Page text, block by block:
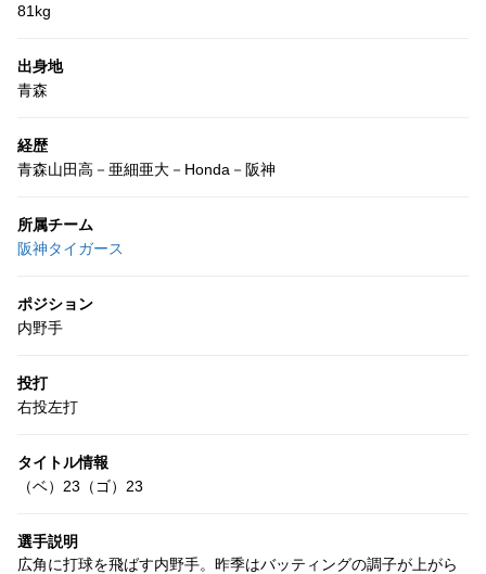
81kg
出身地
青森
経歴
青森山田高－亜細亜大－Honda－阪神
所属チーム
阪神タイガース
ポジション
内野手
投打
右投左打
タイトル情報
（ベ）23（ゴ）23
選手説明
広角に打球を飛ばす内野手。昨季はバッティングの調子が上がら